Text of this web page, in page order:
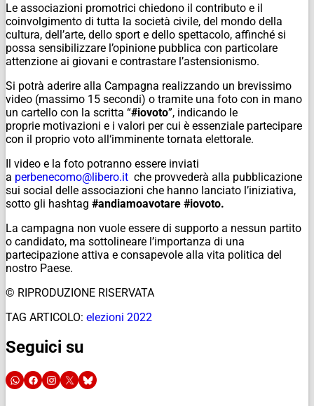
Le associazioni promotrici chiedono il contributo e il
coinvolgimento di tutta la società civile, del mondo della
cultura, dell’arte, dello sport e dello spettacolo, affinché si
possa sensibilizzare l’opinione pubblica con particolare
attenzione ai giovani e contrastare l’astensionismo.
Si potrà aderire alla Campagna realizzando un brevissimo
video (massimo 15 secondi) o tramite una foto con in mano
un cartello con la scritta “#iovoto”, indicando le
proprie motivazioni e i valori per cui è essenziale partecipare
con il proprio voto all‘imminente tornata elettorale.
Il video e la foto potranno essere inviati
a perbenecomo@libero.it che provvederà alla pubblicazione
sui social delle associazioni che hanno lanciato l’iniziativa,
sotto gli hashtag #andiamoavotare #iovoto.
La campagna non vuole essere di supporto a nessun partito
o candidato, ma sottolineare l’importanza di una
partecipazione attiva e consapevole alla vita politica del
nostro Paese.
© RIPRODUZIONE RISERVATA
TAG ARTICOLO: elezioni 2022
Seguici su